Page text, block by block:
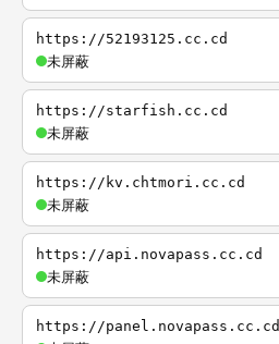
https://52193125.cc.cd
未屏蔽
https://starfish.cc.cd
未屏蔽
https://kv.chtmori.cc.cd
未屏蔽
https://api.novapass.cc.cd
未屏蔽
https://panel.novapass.cc.cd